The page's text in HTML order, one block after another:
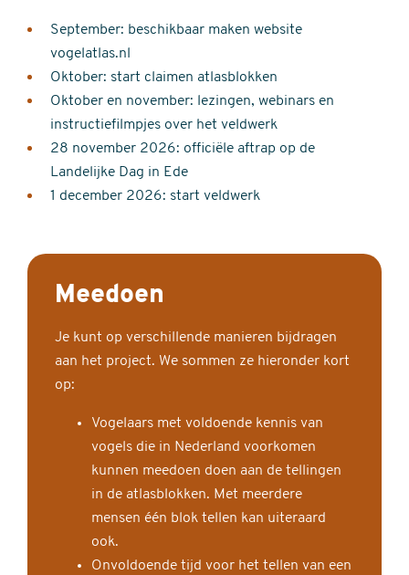
September: beschikbaar maken website
vogelatlas.nl
Oktober: start claimen atlasblokken
Oktober en november: lezingen, webinars en
instructiefilmpjes over het veldwerk
28 november 2026: officiële aftrap op de
Landelijke Dag in Ede
1 december 2026: start veldwerk
Meedoen
Je kunt op verschillende manieren bijdragen
aan het project. We sommen ze hieronder kort
op:
Vogelaars met voldoende kennis van
vogels die in Nederland voorkomen
kunnen meedoen doen aan de tellingen
in de atlasblokken. Met meerdere
mensen één blok tellen kan uiteraard
ook.
Onvoldoende tijd voor het tellen van een